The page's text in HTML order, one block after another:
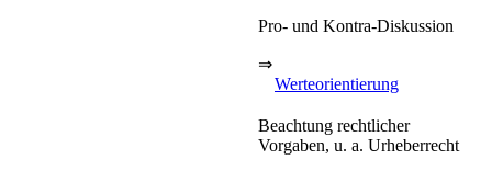
Pro- und Kontra-Diskussion
⇒
Werteorientierung
Beachtung rechtlicher
Vorgaben, u. a. Urheberrecht